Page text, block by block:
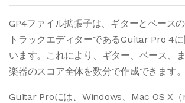
GP4ファイル拡張子は、ギターとベース
トラックエディターであるGuitar Pro 4
います。これにより、ギター、ベース、
楽器のスコア全体を数分で作成できます。
Guitar Proには、Windows、Mac OS X（